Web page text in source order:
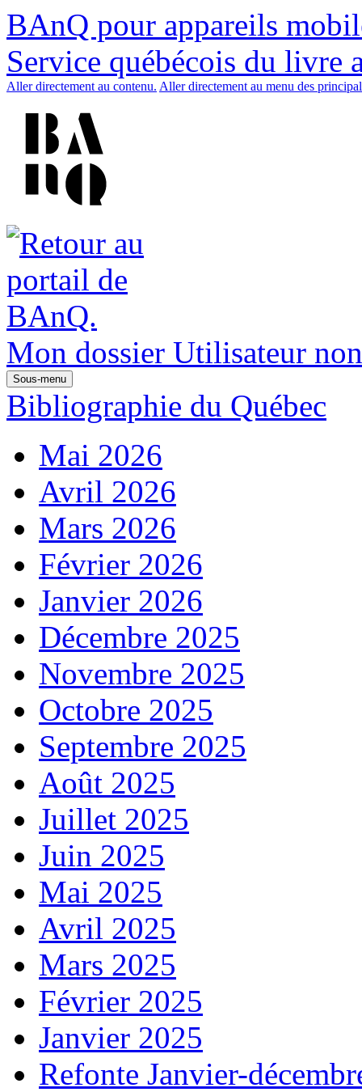
BAnQ pour appareils
Service québécois du livre
Aller directement au contenu. Aller directement au menu des
Mon dossier Utilisateur
Sous-menu
Bibliographie du Québec
Mai 2026
Avril 2026
Mars 2026
Février 2026
Janvier 2026
Décembre 2025
Novembre 2025
Octobre 2025
Septembre 2025
Août 2025
Juillet 2025
Juin 2025
Mai 2025
Avril 2025
Mars 2025
Février 2025
Janvier 2025
Refonte Janvier-